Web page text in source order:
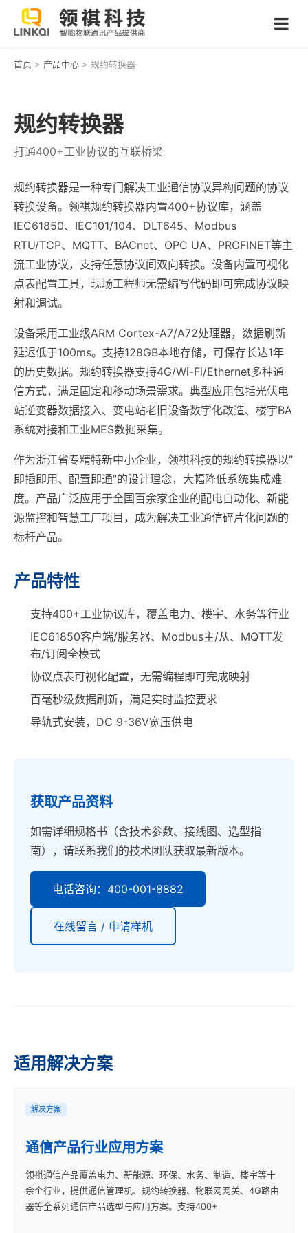
首页 > 产品中心 > 规约转换器
规约转换器
打通400+工业协议的互联桥梁
规约转换器是一种专门解决工业通信协议异构问题的协议
转换设备。领祺规约转换器内置400+协议库，涵盖
IEC61850、IEC101/104、DLT645、Modbus
RTU/TCP、MQTT、BACnet、OPC UA、PROFINET等主
流工业协议，支持任意协议间双向转换。设备内置可视化
点表配置工具，现场工程师无需编写代码即可完成协议映
射和调试。
设备采用工业级ARM Cortex-A7/A72处理器，数据刷新
延迟低于100ms。支持128GB本地存储，可保存长达1年
的历史数据。规约转换器支持4G/Wi-Fi/Ethernet多种通
信方式，满足固定和移动场景需求。典型应用包括光伏电
站逆变器数据接入、变电站老旧设备数字化改造、楼宇BA
系统对接和工业MES数据采集。
作为浙江省专精特新中小企业，领祺科技的规约转换器以”
即插即用、配置即通”的设计理念，大幅降低系统集成难
度。产品广泛应用于全国百余家企业的配电自动化、新能
源监控和智慧工厂项目，成为解决工业通信碎片化问题的
标杆产品。
产品特性
支持400+工业协议库，覆盖电力、楼宇、水务等行业
IEC61850客户端/服务器、Modbus主/从、MQTT发
布/订阅全模式
协议点表可视化配置，无需编程即可完成映射
百毫秒级数据刷新，满足实时监控要求
导轨式安装，DC 9-36V宽压供电
获取产品资料
如需详细规格书（含技术参数、接线图、选型指
南），请联系我们的技术团队获取最新版本。
电话咨询：400-001-8882
在线留言 / 申请样机
适用解决方案
解决方案
通信产品行业应用方案
领祺通信产品覆盖电力、新能源、环保、水务、制造、楼宇等十
余个行业，提供通信管理机、规约转换器、物联网网关、4G路由
器等全系列通信产品选型与应用方案。支持400+